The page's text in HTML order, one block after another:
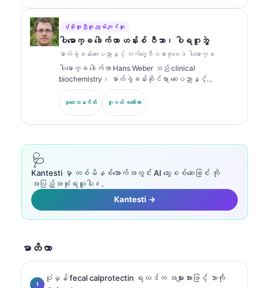
ထုတ်ဝေထားသည်။.
ပံ့ပိုးကူညီသူ ကျွမ်းကျင်သူ
ပါမောက္ခ ဒေါက်တာ ဟန်းစ် ဝီဘာ၊ ပါရဂူဘွဲ့
ဓာတ်ခွဲခန်းဆေးပညာနှင့် လက်တွေ့ဇီဝဓာတုဗေဒ ပါမောက္ခ
ပါမောက္ခ ဒေါက်တာ Hans Weber သည် clinical
biochemistry၊ ဓာတ်ခွဲခန်းဆိုင်ရာ ဆေးပညာနှင့်
biomarker သုတေသနတွင် အတွေ့အကြုံ 30+ နှစ်ရှိသည်။
German Society for Clinical Chemistry ၏ ယခင်
ဥက္ကဋ္ဌဟောင်းဖြစ်ပြီး ရောဂါရှာဖွေရေး panel ခွဲခြမ်းစိတ်ဖြာ
သည်။.
သုတေသနဂိတ် ဂူဂယ် စကော်လာ
🩺
Kantesti မှာ တစ်မိနစ်အောက်အတွင်း AI သွေးစစ်ဆေးခြင်း ကို
အပြည့်အစုံရယူပါ။.
Kantesti →
မာတိကာ
ပုံမှန် fecal calprotectin ရလဒ်က အများအားဖြင့် ဘာကို